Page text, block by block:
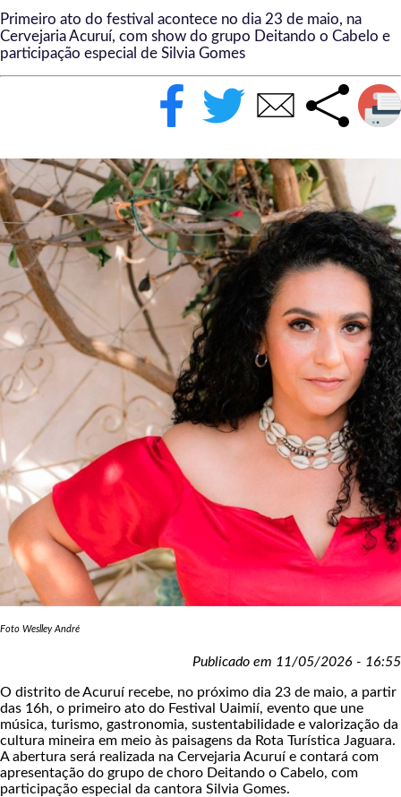
Primeiro ato do festival acontece no dia 23 de maio, na
Cervejaria Acuruí, com show do grupo Deitando o Cabelo e
participação especial de Silvia Gomes
Foto Weslley André
Publicado em 11/05/2026 - 16:55
O distrito de Acuruí recebe, no próximo dia 23 de maio, a partir
das 16h, o primeiro ato do Festival Uaimií, evento que une
música, turismo, gastronomia, sustentabilidade e valorização da
cultura mineira em meio às paisagens da Rota Turística Jaguara.
A abertura será realizada na Cervejaria Acuruí e contará com
apresentação do grupo de choro Deitando o Cabelo, com
participação especial da cantora Silvia Gomes.